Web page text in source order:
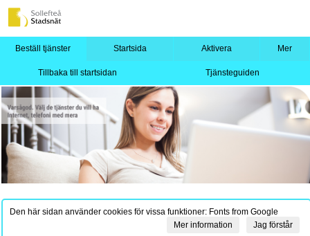
Beställ tjänster Startsida Aktivera Mer
Tillbaka till startsidan Tjänsteguiden
Den här sidan använder cookies för vissa funktioner: Fonts from Google
Jag förstår
Mer information